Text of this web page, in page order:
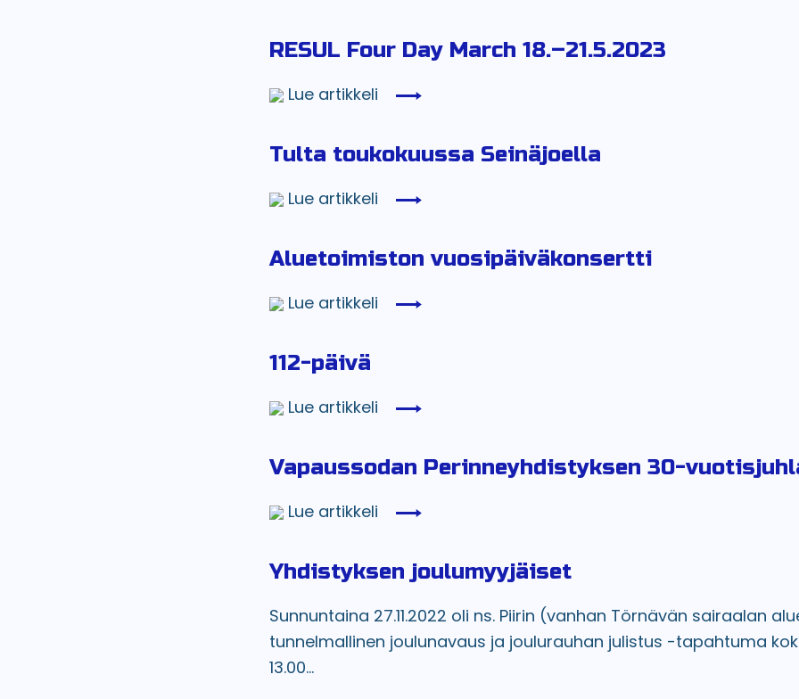
RESUL Four Day March 18.–21.5.2023
Lue artikkeli
Tulta toukokuussa Seinäjoella
Lue artikkeli
Aluetoimiston vuosipäiväkonsertti
Lue artikkeli
112-päivä
Lue artikkeli
Vapaussodan Perinneyhdistyksen 30-
Lue artikkeli
Yhdistyksen joulumyyjäiset
Sunnuntaina 27.11.2022 oli ns. Piirin (vanhan Törnävän sairaalan
tunnelmallinen joulunavaus ja joulurauhan julistus -tapahtuma
13.00...